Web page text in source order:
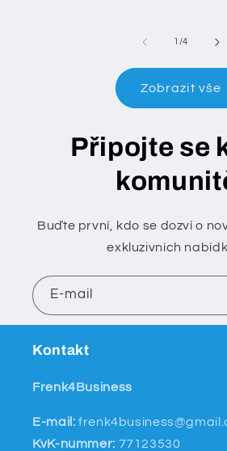
/z4
Zobrazit vše
Připojte se
Buďte první, kdo se dozví o
exkluzivních
E-mail
Kontakt
Frenk4Business
E-mail:
KvK-nummer: 77123530